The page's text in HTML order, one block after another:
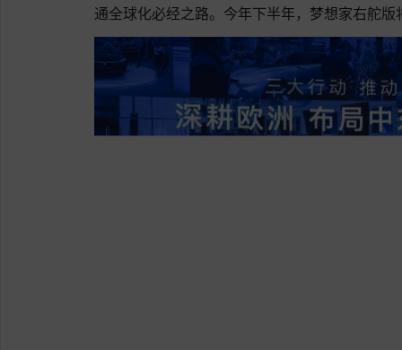
通全球化必经之路。今年下半年，梦想家右舵